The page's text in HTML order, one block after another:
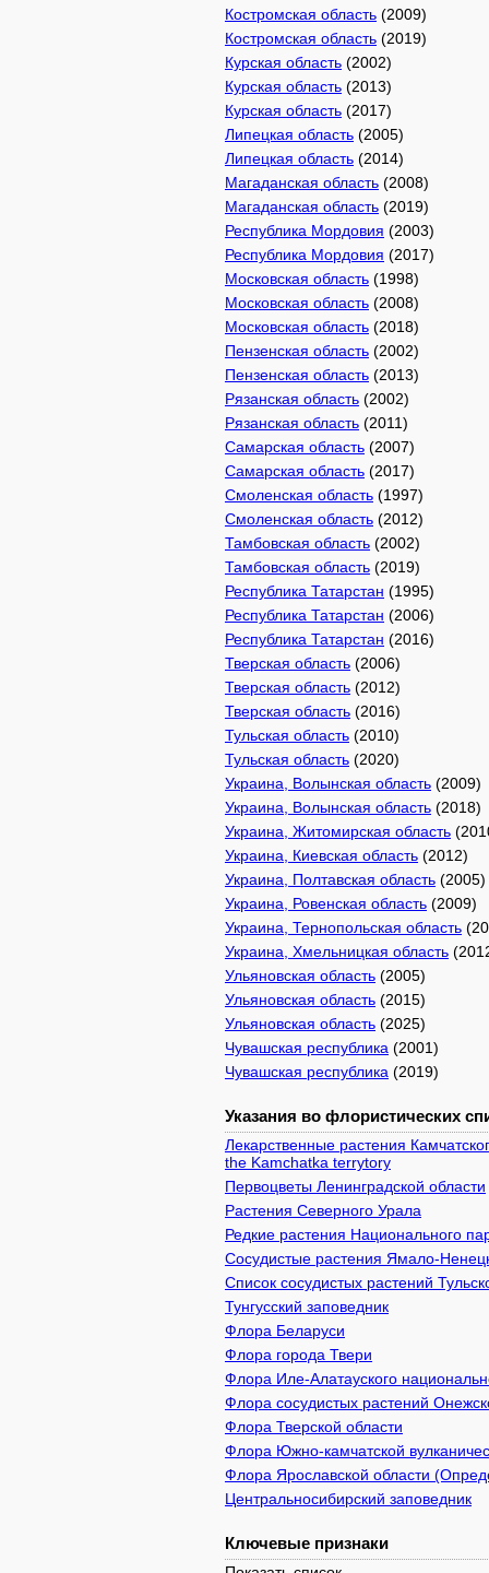
Костромская область (2009)
Костромская область (2019)
Курская область (2002)
Курская область (2013)
Курская область (2017)
Липецкая область (2005)
Липецкая область (2014)
Магаданская область (2008)
Магаданская область (2019)
Республика Мордовия (2003)
Республика Мордовия (2017)
Московская область (1998)
Московская область (2008)
Московская область (2018)
Пензенская область (2002)
Пензенская область (2013)
Рязанская область (2002)
Рязанская область (2011)
Самарская область (2007)
Самарская область (2017)
Смоленская область (1997)
Смоленская область (2012)
Тамбовская область (2002)
Тамбовская область (2019)
Республика Татарстан (1995)
Республика Татарстан (2006)
Республика Татарстан (2016)
Тверская область (2006)
Тверская область (2012)
Тверская область (2016)
Тульская область (2010)
Тульская область (2020)
Украина, Волынская область (2009)
Украина, Волынская область (2018)
Украина, Житомирская область
Украина, Киевская область (2012)
Украина, Полтавская область (2005)
Украина, Ровенская область (2009)
Украина, Тернопольская область
Украина, Хмельницкая область
Ульяновская область (2005)
Ульяновская область (2015)
Ульяновская область (2025)
Чувашская республика (2001)
Чувашская республика (2019)
Указания во флористических
Лекарственные растения
the Kamchatka terrytory
Первоцветы Ленинградской области
Растения Северного Урала
Редкие растения Национального
Сосудистые растения Ямало-
Список сосудистых растений
Тунгусский заповедник
Флора Беларуси
Флора города Твери
Флора Иле-Алатауского
Флора сосудистых растений
Флора Тверской области
Флора Южно-камчатской
Флора Ярославской области
Центральносибирский заповедник
Ключевые признаки